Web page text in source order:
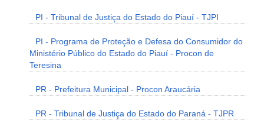
PI - Tribunal de Justiça do Estado do Piauí - TJPI
PI - Programa de Proteção e Defesa do Consumidor do
Ministério Público do Estado do Piauí - Procon de
Teresina
PR - Prefeitura Municipal - Procon Araucária
PR - Tribunal de Justiça do Estado do Paraná - TJPR